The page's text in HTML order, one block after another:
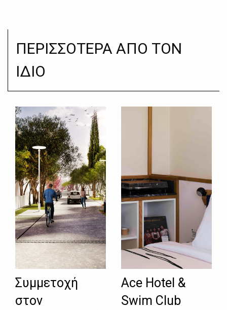
ΠΕΡΙΣΣΟΤΕΡΑ ΑΠΟ ΤΟΝ
ΙΔΙΟ
Συμμετοχή
στον
Ace Hotel &
Swim Club